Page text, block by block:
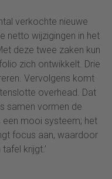
verkochte nieuwe
netto wijzigingen in het
deze twee zaken kun
zich ontwikkelt. Drie
Vervolgens komt
overhead. Dat
samen vormen de
een mooi systeem; het
focus aan, waardoor
krijgt.’